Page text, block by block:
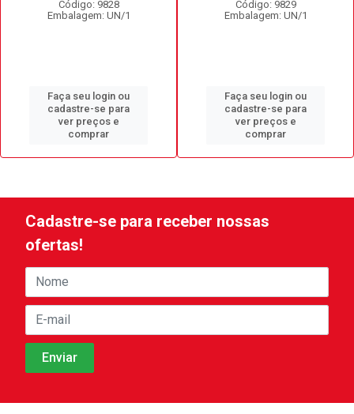
Código: 9828
Embalagem: UN/1
Faça seu login ou
cadastre-se para
ver preços e
comprar
Código: 9829
Embalagem: UN/1
Faça seu login ou
cadastre-se para
ver preços e
comprar
Cadastre-se para receber nossas
ofertas!